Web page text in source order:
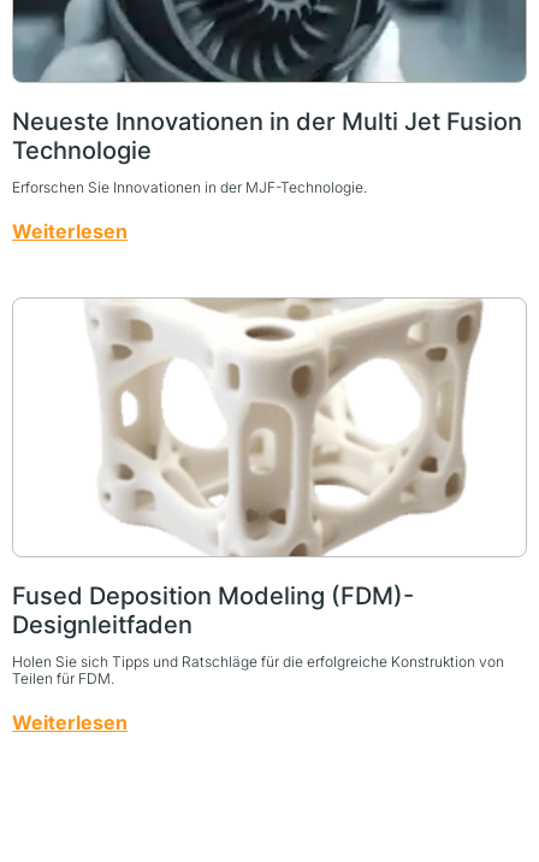
Neueste Innovationen in der Multi Jet Fusion
Technologie
Erforschen Sie Innovationen in der MJF-Technologie.
Weiterlesen
Fused Deposition Modeling (FDM)-
Designleitfaden
Holen Sie sich Tipps und Ratschläge für die erfolgreiche Konstruktion von
Teilen für FDM.
Weiterlesen